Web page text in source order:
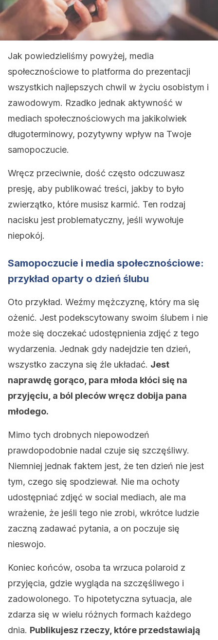
Jak powiedzieliśmy powyżej, media
społecznościowe to platforma do prezentacji
wszystkich najlepszych chwil w życiu osobistym i
zawodowym. Rzadko jednak aktywność w
mediach społecznościowych ma jakikolwiek
długoterminowy, pozytywny wpływ na Twoje
samopoczucie.
Wręcz przeciwnie, dość często odczuwasz
presję, aby publikować treści, jakby to było
zwierzątko, które musisz karmić. Ten rodzaj
nacisku jest problematyczny, jeśli wywołuje
niepokój.
Samopoczucie i media społecznościowe:
przykład oparty o dzień ślubu
Oto przykład. Weźmy mężczyznę, który ma się
ożenić. Jest podekscytowany swoim ślubem i nie
może się doczekać udostępnienia zdjęć z tego
wydarzenia. Jednak gdy nadejdzie ten dzień,
wszystko zaczyna się źle układać. Jest
naprawdę gorąco, para młoda kłóci się na
przyjęciu, a ból pleców wręcz dobija pana
młodego.
Mimo tych drobnych niepowodzeń
prawdopodobnie nadal czuje się szczęśliwy.
Niemniej jednak faktem jest, że ten dzień nie jest
tym, czego się spodziewał. Nie ma ochoty
udostępniać zdjęć w social mediach, ale ma
wrażenie, że jeśli tego nie zrobi, wkrótce ludzie
zaczną zadawać pytania, a on poczuje się
nieswojo.
Koniec końców, osoba ta wrzuca polaroid z
przyjęcia, gdzie wygląda na szczęśliwego i
zadowolonego. To hipotetyczna sytuacja, ale
zdarza się w wielu różnych formach każdego
dnia. Publikujesz rzeczy, które przedstawiają